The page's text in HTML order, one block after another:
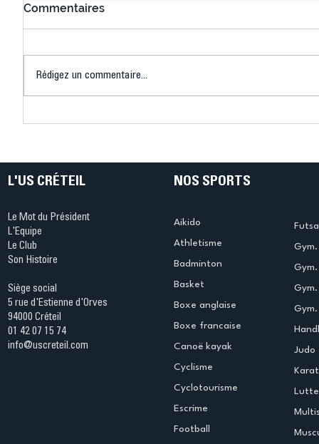
Ping ? Quand le tennis de
termine
Commentaires
Rédigez un commentaire...
L'US CRÉTEIL
Le Mot du Président
L'Equipe
Le Club
Son Histoire
Siège social
5 rue d'Estienne d'Orves
94000 Créteil
01 42 07 15 74
info@uscreteil.com
NOS SPORTS
Aikido
Athletisme
Badminton
Basket
Boxe anglaise
Boxe francaise
Canoë kayak
Cyclisme
Cyclotourisme
Escrime
Football
Judo
Lutte